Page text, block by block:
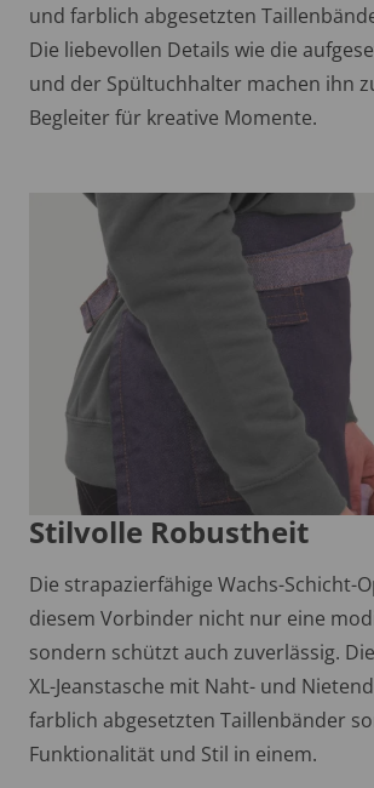
und farblich abgesetzten
Die liebevollen Details wie die
und der Spültuchhalter machen ihn
Begleiter für kreative Momente.
Stilvolle Robustheit
Die strapazierfähige Wachs-Schicht-
diesem Vorbinder nicht nur eine
sondern schützt auch zuverlässig.
XL-Jeanstasche mit Naht- und
farblich abgesetzten Taillenbänder
Funktionalität und Stil in einem.